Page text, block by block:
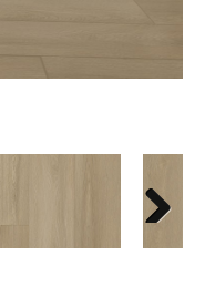
Next
Next